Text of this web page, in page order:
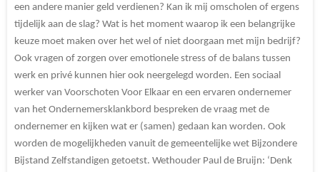
een andere manier geld verdienen? Kan ik mij omscholen of ergens
tijdelijk aan de slag? Wat is het moment waarop ik een belangrijke
keuze moet maken over het wel of niet doorgaan met mijn bedrijf?
Ook vragen of zorgen over emotionele stress of de balans tussen
werk en privé kunnen hier ook neergelegd worden. Een sociaal
werker van Voorschoten Voor Elkaar en een ervaren ondernemer
van het Ondernemersklankbord bespreken de vraag met de
ondernemer en kijken wat er (samen) gedaan kan worden. Ook
worden de mogelijkheden vanuit de gemeentelijke wet Bijzondere
Bijstand Zelfstandigen getoetst. Wethouder Paul de Bruijn: ‘Denk